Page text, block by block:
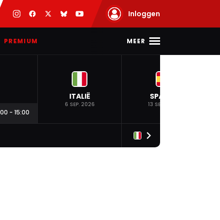
Inloggen
PREMIUM MEER
- 15:00
ITALIË
6 SEP. 2026
SPANJE
13 SEP. 2026